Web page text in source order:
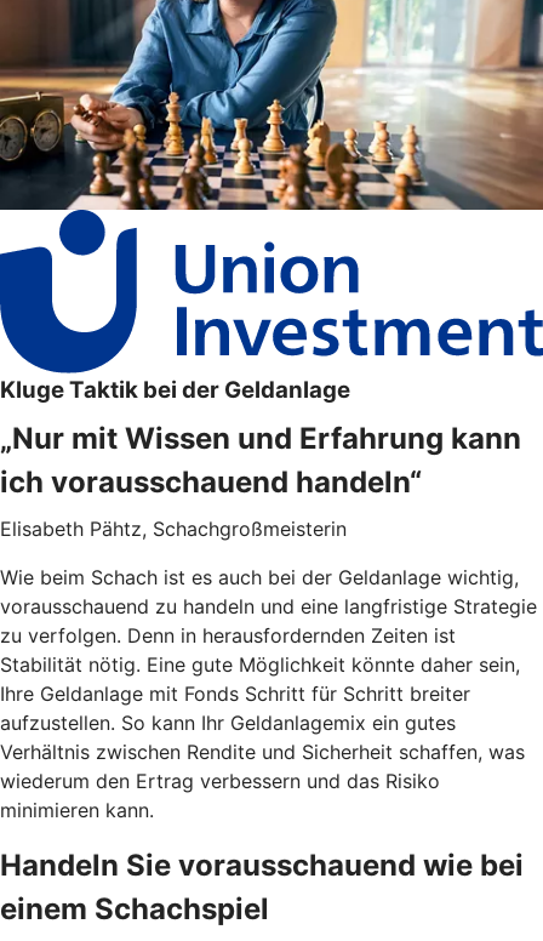
Kluge Taktik bei der Geldanlage
„Nur mit Wissen und Erfahrung kann
ich vorausschauend handeln“
Elisabeth Pähtz, Schachgroßmeisterin
Wie beim Schach ist es auch bei der Geldanlage wichtig,
vorausschauend zu handeln und eine langfristige Strategie
zu verfolgen. Denn in herausfordernden Zeiten ist
Stabilität nötig. Eine gute Möglichkeit könnte daher sein,
Ihre Geldanlage mit Fonds Schritt für Schritt breiter
aufzustellen. So kann Ihr Geldanlagemix ein gutes
Verhältnis zwischen Rendite und Sicherheit schaffen, was
wiederum den Ertrag verbessern und das Risiko
minimieren kann.
Handeln Sie vorausschauend wie bei
einem Schachspiel